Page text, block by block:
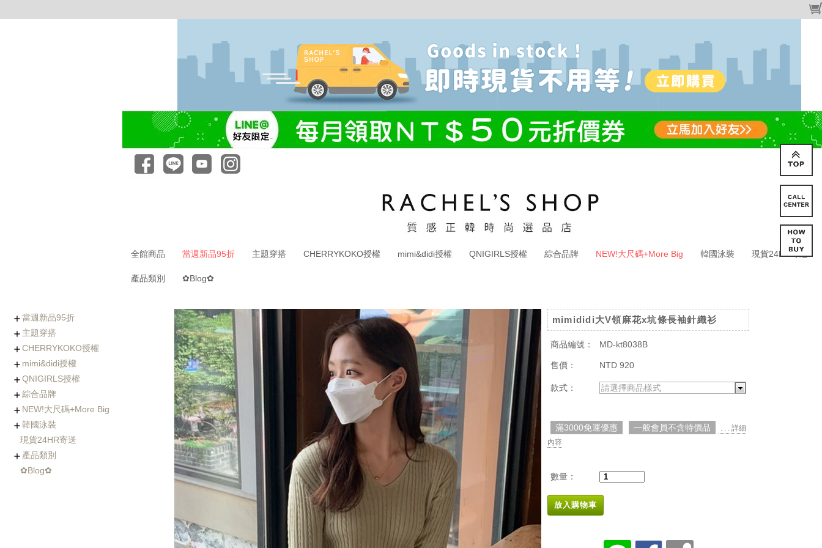
全館商品 當週新品95折 主題穿搭 CHERRYKOKO授權 mimi&didi授權 QNIGIRLS授權 綜合品牌 NEW!大尺碼+More Big 韓國泳裝 現貨24HR寄送
產品類別 ✿Blog✿
當週新品95折
0806-0812新品
(8/5~8/12優惠95折)
0730-0805新品
0723-0729新品
0716-0722新品
0702-0708新品
主題穿搭
Chic x Slim｜逆天長腿
西裝褲特蒐
化身金秘書｜OL上衣穿
搭特輯
婚禮不失禮｜穿出好人
緣的優雅穿搭
小隻女專屬長褲｜再也
不用改褲長了！
徹底擊中他的心｜約會
穿搭必勝術
穿出時髦與優雅｜時尚
風衣特輯
寒流我不怕｜時髦保暖
外套特蒐
羊毛大衣
手工羊毛大衣
羽絨外套/鋪棉外套
毛衣外套
其它款式外套
海島假期必備｜渡假風
單品一次打包
棉花糖女孩の顯瘦絕招
Basic Wear｜365天天
都好搭！
穿過回不去的褲子
社團人氣款
Rachel's World直播間
名人推薦
人氣部落客Chiao推薦
年代新聞主播著用款
CHERRYKOKO授權
+ Made koko
+ Basic基礎內搭
+ Top上衣類
+ Outer外套類
+ Onepeice洋裝類
+ Skirt裙子類
+ Pants褲子類
+ Jeans單寧類
+ Acc配件類
+ Bag&Shoes包款&鞋
類
+ Summer Look
mimi&didi授權
+ Basic基礎內搭
+ Top上衣類
+ Outer外套類
+ Onepiece洋裝類
+ Skirt裙子類
+ Pants褲子類
+ Jeans單寧類
+ Acc配件類
+ Bag&Shoes包款&鞋
類
+ Homewear家居服飾
+ Summer Look
QNIGIRLS授權
+ QNIMADE
+ 155JEANS
+5cm加長版
+ Basic基礎內搭
+ Top上衣類
+ Outer外套類
+ Onepiece洋裝類
+ Skirt裙子類
+ Pants褲子類
+ Jeans單寧類
+ Acc配件類
+ Bags&Shoes包款&鞋
類
綜合品牌
+ Basic基礎內搭
+ Top上衣類
+ Outer外套類
+ Onepeice洋裝類
+ Skirt裙子類
+ Pants褲子類
+ Jeans單寧類
+ Bag&Shoes包款&鞋
類
+ Acc配件類
+ Summer Look
+ Fitnese Wear +
NEW!大尺碼+More Big
+ Top大尺碼上衣
+ Dress大尺碼洋裝
+ Ouetr大尺碼外套
+ Bottom大尺碼下身
韓國泳裝
連身泳裝
兩件式比基尼
三&四件式比基尼
大尺碼泳衣
防曬衣rash guard
玩水配件
現貨24HR寄送
產品類別
Basic基礎內搭
Top上衣類
Outer外套類
Skirt裙類
Pants褲類
Onepiece洋裝類
Acc配件類
Shoes鞋類
Bag包類
Homewear家居服飾
FitnessWear
✿Blog✿
mimididi大V領麻花x坑條長袖針織衫
商品編號： MD-kt8038B
售價： NTD 920
款式： 請選擇商品樣式
滿3000免運優惠 一般會員不含特價品
. . . 詳細
內容
數量：
放入購物車